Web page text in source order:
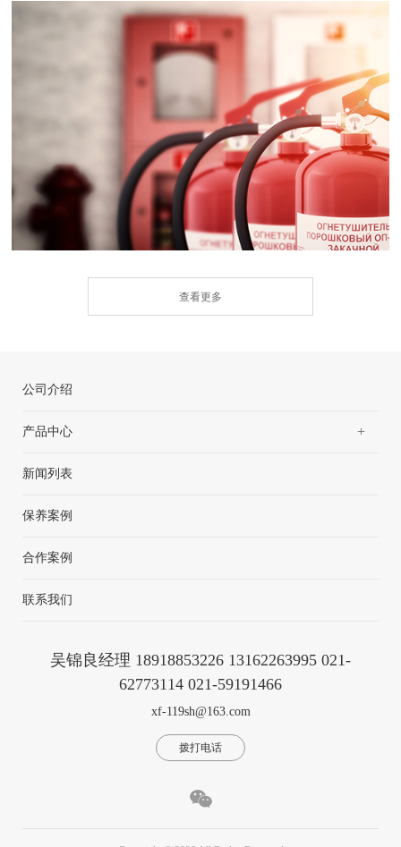
查看更多
公司介绍
产品中心 +
新闻列表
保养案例
合作案例
联系我们
吴锦良经理 18918853226 13162263995 021-
62773114 021-59191466
xf-119sh@163.com
拨打电话